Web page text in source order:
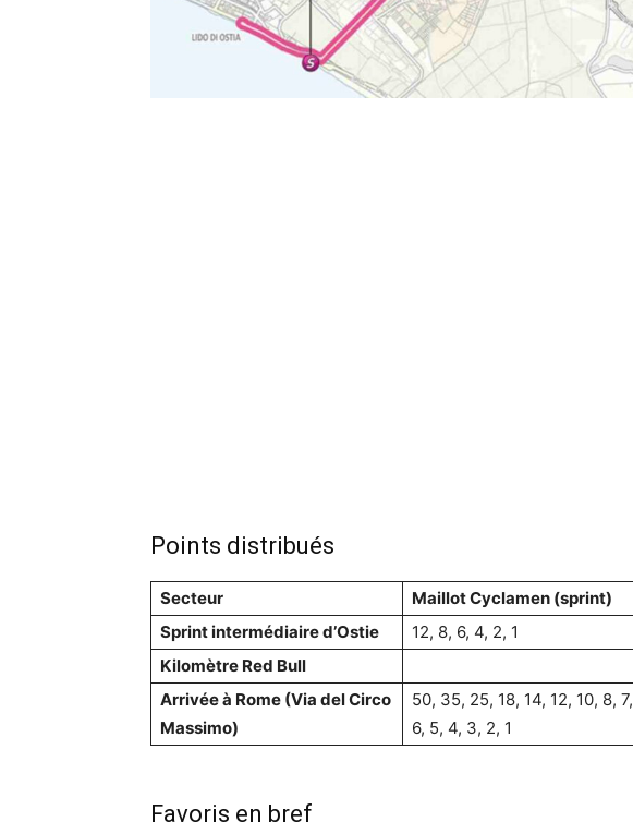
Points distribués
Secteur Maillot Cyclamen (sprint)
Sprint intermédiaire d’Ostie
12, 8, 6, 4, 2, 1
Kilomètre Red Bull
Arrivée à Rome (Via del Circo
Massimo)
50, 35, 25, 18, 14, 12, 10, 8, 7,
6, 5, 4, 3, 2, 1
Favoris en bref